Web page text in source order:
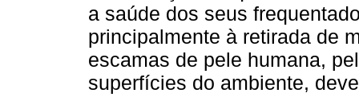
a saúde dos seus
principalmente à retirada de
escamas de pele humana,
superfícies do ambiente,